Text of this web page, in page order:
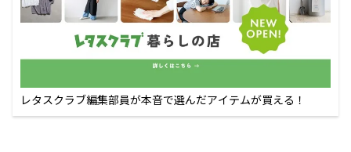
レタスクラブ編集部員が本音で選んだアイテムが買える！